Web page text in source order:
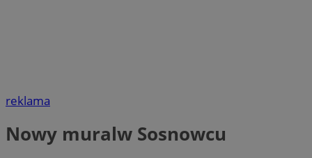
reklama
Nowy muralw Sosnowcu